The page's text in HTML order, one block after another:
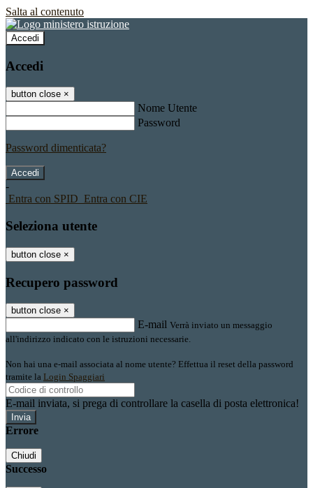
Salta al contenuto
Accedi
Accedi
button close ×
Nome Utente
Password
Password dimenticata?
-
Entra con SPID Entra con CIE
Seleziona utente
button close ×
Recupero password
button close ×
E-mail Verrà inviato un messaggio
all'indirizzo indicato con le istruzioni necessarie.
Non hai una e-mail associata al nome utente? Effettua il reset della password
tramite la Login Spaggiari
E-mail inviata, si prega di controllare la casella di posta elettronica!
Errore
Chiudi
Successo